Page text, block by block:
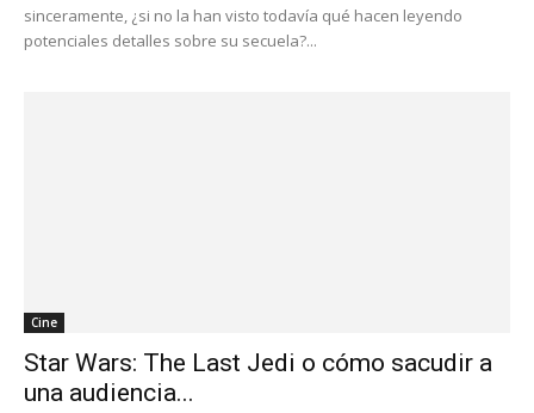
sinceramente, ¿si no la han visto todavía qué hacen leyendo
potenciales detalles sobre su secuela?...
Cine
Star Wars: The Last Jedi o cómo sacudir a
una audiencia...